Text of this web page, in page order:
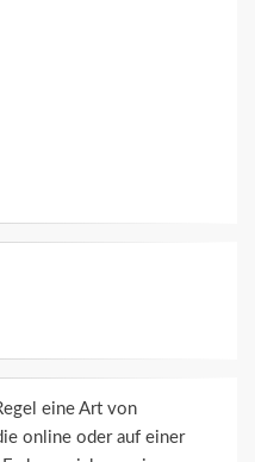
eine Art von
online oder auf einer